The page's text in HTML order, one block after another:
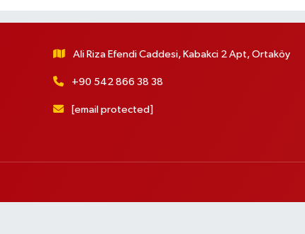
Ali Riza Efendi Caddesi, Kabakci 2 Apt, Ortaköy
+90 542 866 38 38
[email protected]